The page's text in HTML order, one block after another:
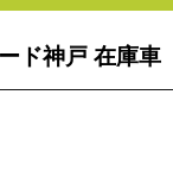
ド神戸 在庫車